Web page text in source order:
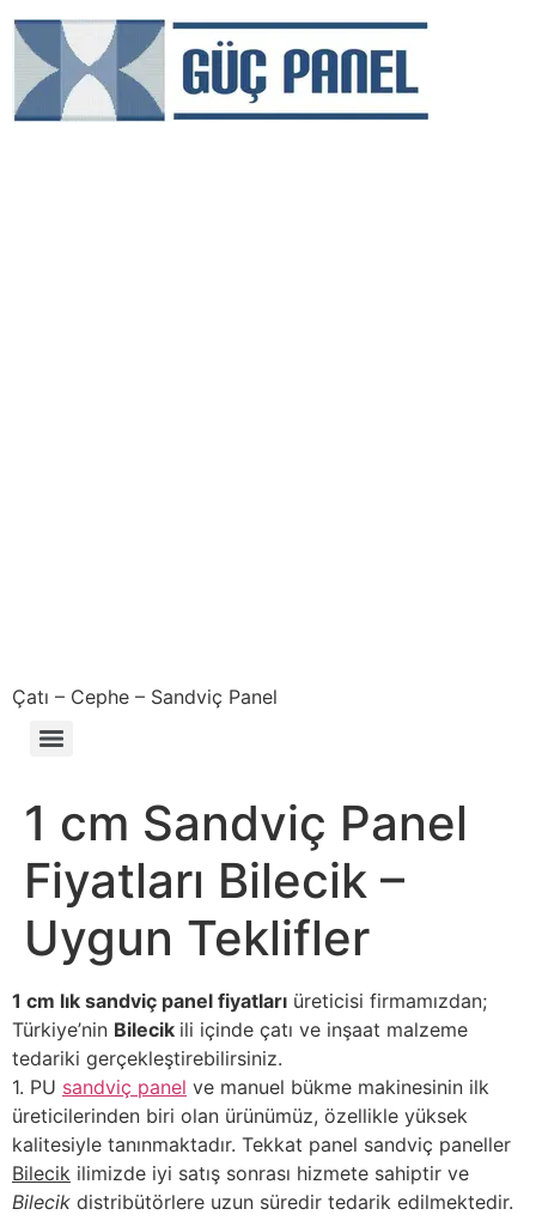
Çatı – Cephe – Sandviç Panel
1 cm Sandviç Panel
Fiyatları Bilecik –
Uygun Teklifler
1 cm lık sandviç panel fiyatları üreticisi firmamızdan;
Türkiye’nin Bilecik ili içinde çatı ve inşaat malzeme
tedariki gerçekleştirebilirsiniz.
1. PU sandviç panel ve manuel bükme makinesinin ilk
üreticilerinden biri olan ürünümüz, özellikle yüksek
kalitesiyle tanınmaktadır. Tekkat panel sandviç paneller
Bilecik ilimizde iyi satış sonrası hizmete sahiptir ve
Bilecik distribütörlere uzun süredir tedarik edilmektedir.